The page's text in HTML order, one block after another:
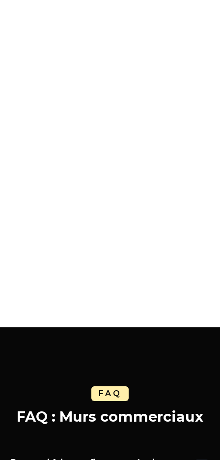
FAQ
FAQ : Murs commerciaux